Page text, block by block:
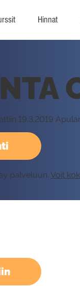
Hinnat
19.3.2019
palveluun. Voit